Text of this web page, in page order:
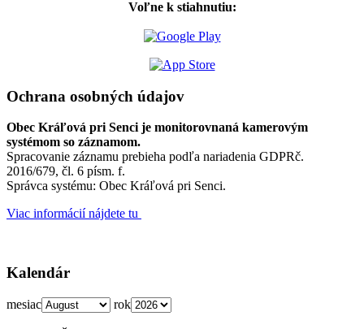
Voľne k stiahnutiu:
Ochrana osobných údajov
Obec Kráľová pri Senci je monitorovnaná kamerovým
systémom so záznamom.
Spracovanie záznamu prebieha podľa nariadenia GDPRč.
2016/679, čl. 6 písm. f.
Správca systému: Obec Kráľová pri Senci.
Viac informácií nájdete tu
Kalendár
mesiac rok